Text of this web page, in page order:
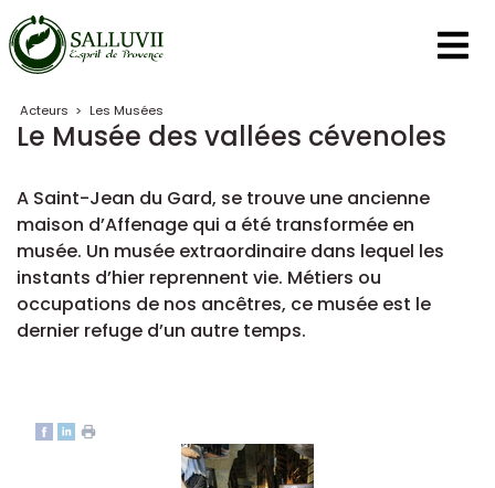
Panneau de gestion des cookies
Acteurs > Les Musées
Le Musée des vallées cévenoles
A Saint-Jean du Gard, se trouve une ancienne
maison d’Affenage qui a été transformée en
musée. Un musée extraordinaire dans lequel les
instants d’hier reprennent vie. Métiers ou
occupations de nos ancêtres, ce musée est le
dernier refuge d’un autre temps.